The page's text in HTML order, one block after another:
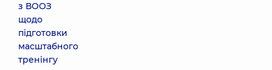
з ВООЗ
щодо
підготовки
масштабного
тренінгу